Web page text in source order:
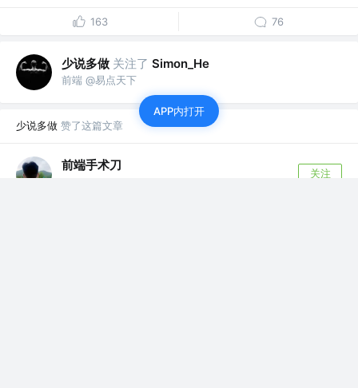
163 76
少说多做 关注了 Simon_He
前端 @易点天下
少说多做 赞了这篇文章
前端手术刀
关注
APP内打开